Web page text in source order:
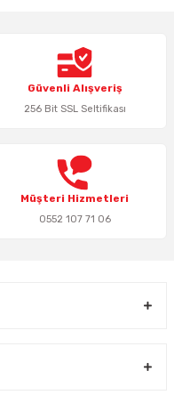
Güvenli Alışveriş
256 Bit SSL Seltifikası
Müşteri Hizmetleri
0552 107 71 06